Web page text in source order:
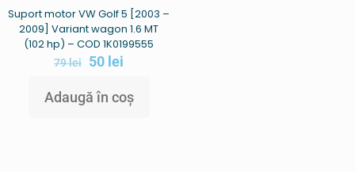
Suport motor VW Golf 5 [2003 –
2009] Variant wagon 1.6 MT
(102 hp) – COD 1K0199555
79lei 50 lei
Adaugă în coș